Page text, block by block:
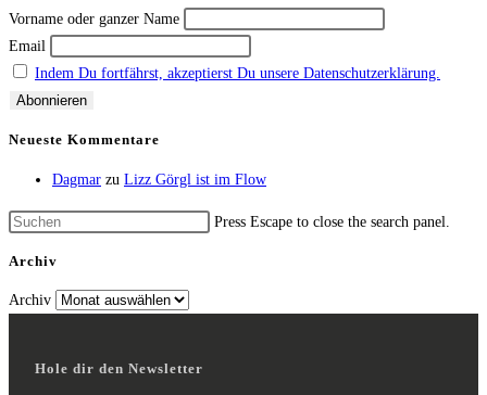
Vorname oder ganzer Name
Email
Indem Du fortfährst, akzeptierst Du unsere Datenschutzerklärung.
Neueste Kommentare
Dagmar zu Lizz Görgl ist im Flow
Press Escape to close the search panel.
Archiv
Archiv
Hole dir den Newsletter